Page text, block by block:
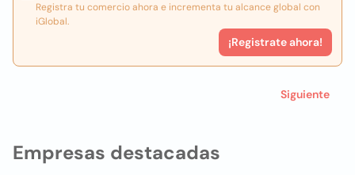
Empresas destacadas
Registra tu comercio ahora e incrementa tu alcance global con
iGlobal.
¡Registrate ahora!
Siguiente